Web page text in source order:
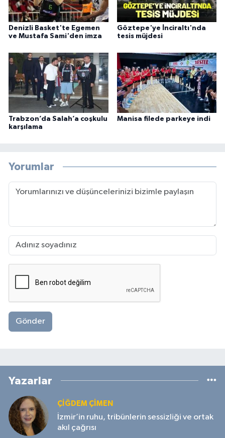
Denizli Basket'te Egemen
ve Mustafa Sami'den imza
Göztepe'ye İnciraltı'nda
tesis müjdesi
Trabzon’da Salah’a coşkulu
karşılama
Manisa filede parkeye indi
Yorumlar
Gönder
Yazarlar
ÇIĞDEM ÇIMEN
İzmir’in ruhu, tribünlerin sessizliği ve ortak
akıl çağrısı